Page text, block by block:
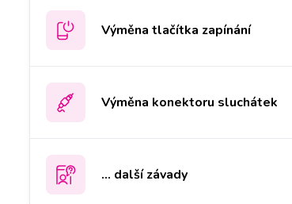
Výměna tlačítka zapínání
Výměna konektoru sluchátek
... další závady